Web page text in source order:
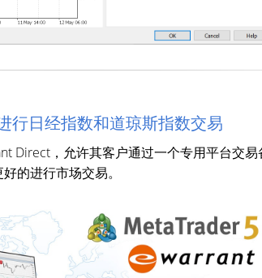
行日经指数和道琼斯指数交易
Direct，允许其客户通过一个专用平台交
的进行市场交易。